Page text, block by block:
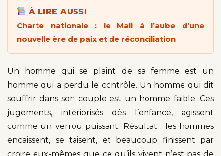
À LIRE AUSSI
Charte nationale : le Mali à l’aube d’une
nouvelle ère de paix et de réconciliation
Un homme qui se plaint de sa femme est un
homme qui a perdu le contrôle. Un homme qui dit
souffrir dans son couple est un homme faible. Ces
jugements, intériorisés dès l’enfance, agissent
comme un verrou puissant. Résultat : les hommes
encaissent, se taisent, et beaucoup finissent par
croire eux-mêmes que ce qu’ils vivent n’est pas de